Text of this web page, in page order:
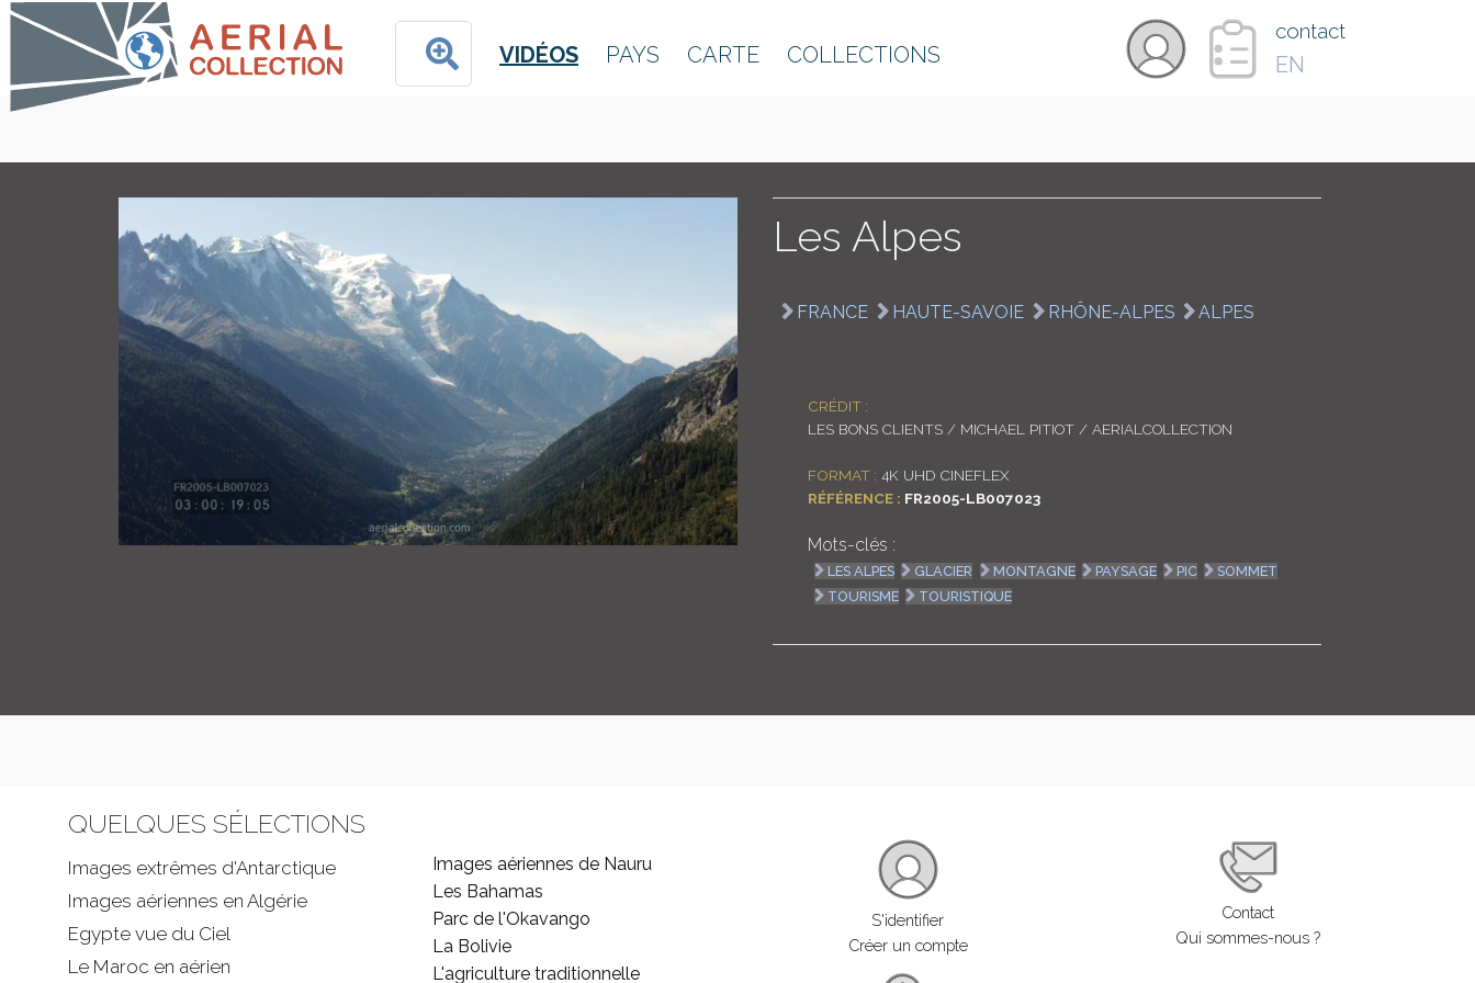
VIDÉOS PAYS CARTE COLLECTIONS
contact
EN
Les Alpes
FRANCE HAUTE-SAVOIE RHÔNE-ALPES ALPES
CRÉDIT :
LES BONS CLIENTS / MICHAEL PITIOT / AERIALCOLLECTION
FORMAT : 4K UHD CINEFLEX
RÉFÉRENCE : FR2005-LB007023
Mots-clés :
LES ALPES GLACIER MONTAGNE PAYSAGE PIC
SOMMET
TOURISME
TOURISTIQUE
QUELQUES SÉLECTIONS
Images extrêmes d'Antarctique
Images aériennes en Algérie
Egypte vue du Ciel
Le Maroc en aérien
Images aériennes de Nauru
Les Bahamas
Parc de l'Okavango
La Bolivie
L'agriculture traditionnelle
S'identifier
Créer un compte
Contact
Qui sommes-nous ?